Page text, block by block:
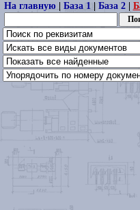
На главную| База 1| База 2|